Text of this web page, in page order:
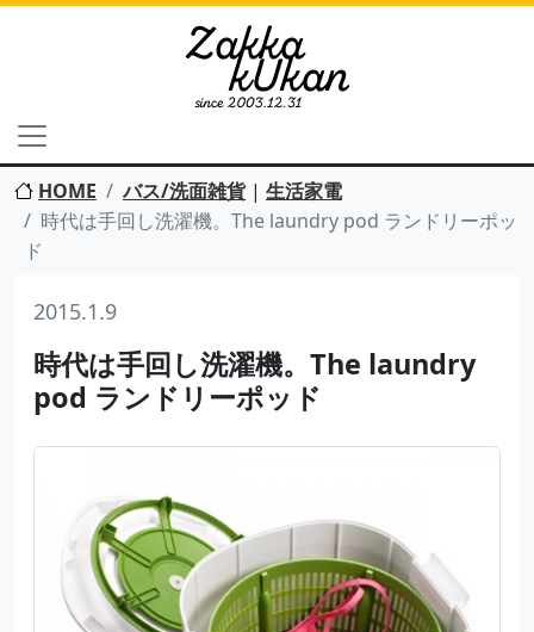
HOME バス/洗面雑貨| 生活家電
時代は手回し洗濯機。The laundry pod ランドリーポッ
ド
2015.1.9
時代は手回し洗濯機。The laundry
pod ランドリーポッド